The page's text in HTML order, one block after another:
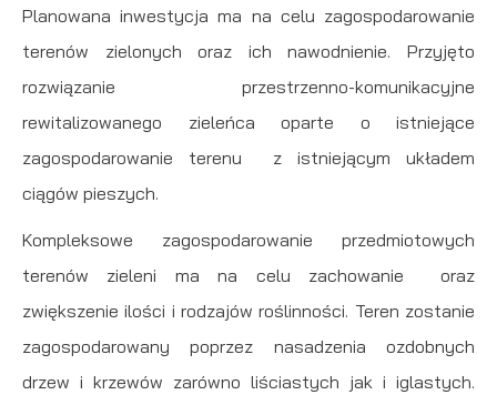
Planowana inwestycja ma na celu zagospodarowanie
terenów zielonych oraz ich nawodnienie. Przyjęto
rozwiązanie przestrzenno-komunikacyjne
rewitalizowanego zieleńca oparte o istniejące
zagospodarowanie terenu z istniejącym układem
ciągów pieszych.
Kompleksowe zagospodarowanie przedmiotowych
terenów zieleni ma na celu zachowanie oraz
zwiększenie ilości i rodzajów roślinności. Teren zostanie
zagospodarowany poprzez nasadzenia ozdobnych
drzew i krzewów zarówno liściastych jak i iglastych.